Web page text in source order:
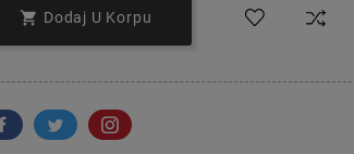
 Dodaj U Korpu